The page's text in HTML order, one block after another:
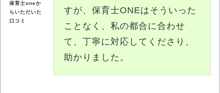
すが、保育士ONEはそういった
ことなく、私の都合に合わせ
て、丁寧に対応してくださり、
助かりました。
保育士oneか
らいただいた
口コミ